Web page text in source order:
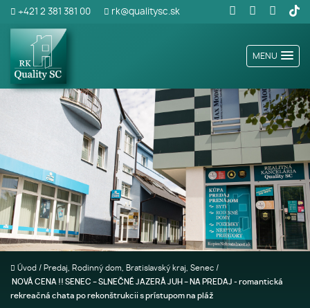
+421 2 381 381 00 rk@qualitysc.sk
MENU
Úvod / Predaj, Rodinný dom, Bratislavský kraj, Senec /
NOVÁ CENA !! SENEC – SLNEČNÉ JAZERÁ JUH – NA PREDAJ - romantická
rekreačná chata po rekonštrukcii s prístupom na pláž